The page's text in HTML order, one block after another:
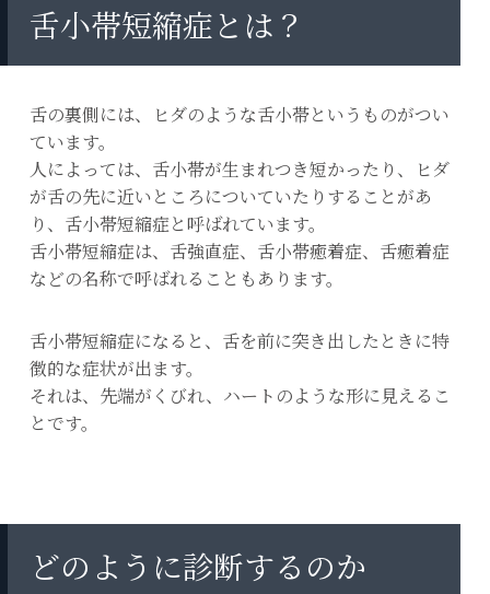
舌小帯短縮症とは？
舌の裏側には、ヒダのような舌小帯というものがつい
ています。
人によっては、舌小帯が生まれつき短かったり、ヒダ
が舌の先に近いところについていたりすることがあ
り、舌小帯短縮症と呼ばれています。
舌小帯短縮症は、舌強直症、舌小帯癒着症、舌癒着症
などの名称で呼ばれることもあります。
舌小帯短縮症になると、舌を前に突き出したときに特
徴的な症状が出ます。
それは、先端がくびれ、ハートのような形に見えるこ
とです。
どのように診断するのか